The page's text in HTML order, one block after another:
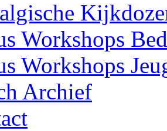
Workshops
Workshops
Archief